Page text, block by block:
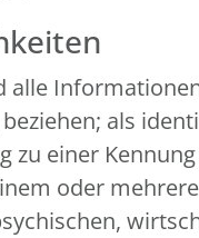
alle
beziehen; als
zu einer
oder